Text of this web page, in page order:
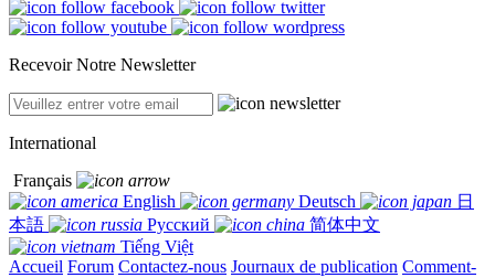
Recevoir Notre Newsletter
International
Français
English
Deutsch
日
本語
Русский
简体中文
Tiếng Việt
Accueil Forum Contactez-nous Journaux de publication Comment-